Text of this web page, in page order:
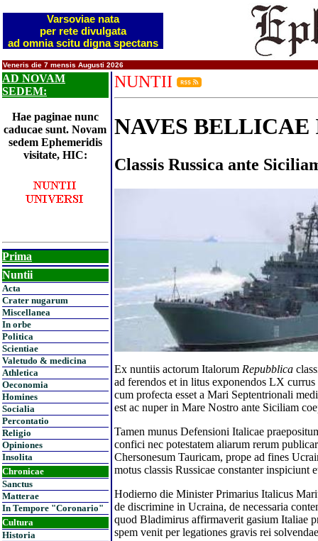
Varsoviae nata
per rete divulgata
ad omnia scitu digna spectans
Veneris die 7 mensis Augusti 2026
AD NOVAM
SEDEM:
Hae paginae nunc
caducae sunt. Novam
sedem Ephemeridis
visitate, HIC:
Prima
Nuntii
Acta
Crater nugarum
Miscellanea
In orbe
Politica
Scientiae
Valetudo & medicina
Athletica
Oeconomia
Homines
Socialia
Percontatio
Religio
Opiniones
Insolita
Chronicae
Sanctus
Matterae
In Tempore "Coronario"
Cultura
Historia
NUNTII
NAVES
Classis Russica ante
Ex nuntiis actorum Italorum Repubblica
ad ferendos et in litus exponendos LX
cum profecta esset a Mari Septentrionali
est ac nuper in Mare Nostro ante Siciliam
Tamen munus Defensioni Italicae
confici nec potestatem aliarum rerum
Chersonesum Tauricam, prope ad fines
motus classis Russicae constanter
Hodierno die Minister Primarius Italicus
de discrimine in Ucraina, de necessaria
quod Bladimirus affirmaverit gasium Italiae
spem venit per legationes gravis rei